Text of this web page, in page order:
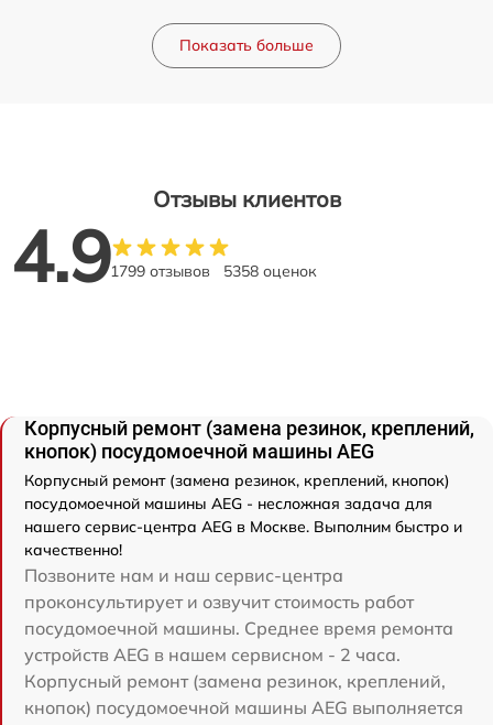
Показать больше
Отзывы клиентов
4.91799 отзывов 5358 оценок
Корпусный ремонт (замена резинок, креплений,
кнопок) посудомоечной машины AEG
Корпусный ремонт (замена резинок, креплений, кнопок)
посудомоечной машины AEG - несложная задача для
нашего сервис-центра AEG в Москве. Выполним быстро и
качественно!
Позвоните нам и наш сервис-центра
проконсультирует и озвучит стоимость работ
посудомоечной машины. Среднее время ремонта
устройств AEG в нашем сервисном - 2 часа.
Корпусный ремонт (замена резинок, креплений,
кнопок) посудомоечной машины AEG выполняется